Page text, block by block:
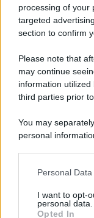
processing of your
targeted
section to confirm
Please note that
may continue
information
third parties prior
You may
personal
This information
disclose it to
Personal
I want to opt-
personal data.
Opted In
© 2026 - Pianeta
Registrata Al
ISCRIZIONE